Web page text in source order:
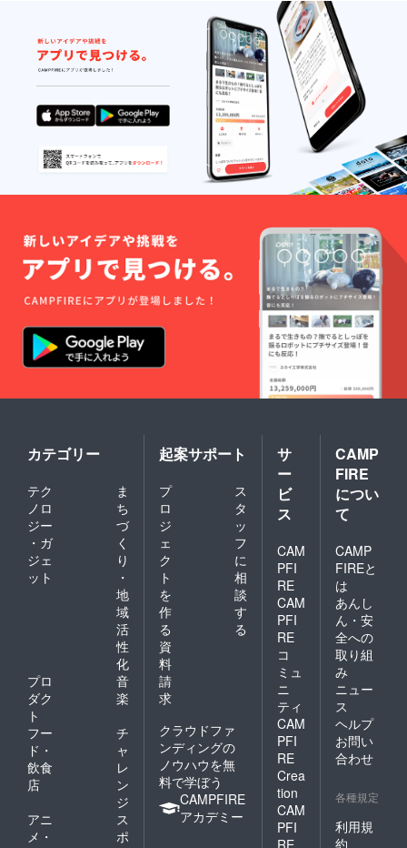
mm
(重
量:100g
) 素材：
ポリエ
チレン
内容
品：
1000×1
200mm
色：
シル
バー
・収納
送料込
みのお
値段で
す。 ※
企業名
シール
のサイ
ズは
W300×
です。
※企業名
シール
したい
企業名
を備考
欄にご
記載く
い。 ※
が支援
者様の
ご登録
住所と
異なる
場合は
備考欄
へご記
載くだ
さい。
※30個以
上希望
の方は
メッ
セージ
機能よ
い合わ
さい。
カテゴリー
テク
ノロ
ジー
・ガ
ジェ
ット
ま
ち
づ
く
り
・
地
域
活
性
化
プロ
ダク
ト
音
楽
フー
ド・
飲食
店
チ
ャ
レ
ン
ジ
アニ
メ・
ス
ポ
起案サポート
プ
ロ
ジ
ェ
ク
ト
を
作
る
ス
タ
ッ
フ
に
相
談
す
る
資
料
請
求
クラウドファ
ンディングの
ノウハウを無
料で学ぼう
CAMPFIRE
アカデミー
サ
ー
ビ
ス
CAM
PFI
RE
CAM
PFI
RE
コ
ミュ
ニ
ティ
CAM
PFI
RE
Crea
tion
CAM
PFI
RE
CAMP
FIRE
につい
て
CAMP
FIREと
は
あんし
ん・安
全への
取り組
み
ニュー
ス
ヘルプ
お問い
合わせ
各種規定
利用規
約